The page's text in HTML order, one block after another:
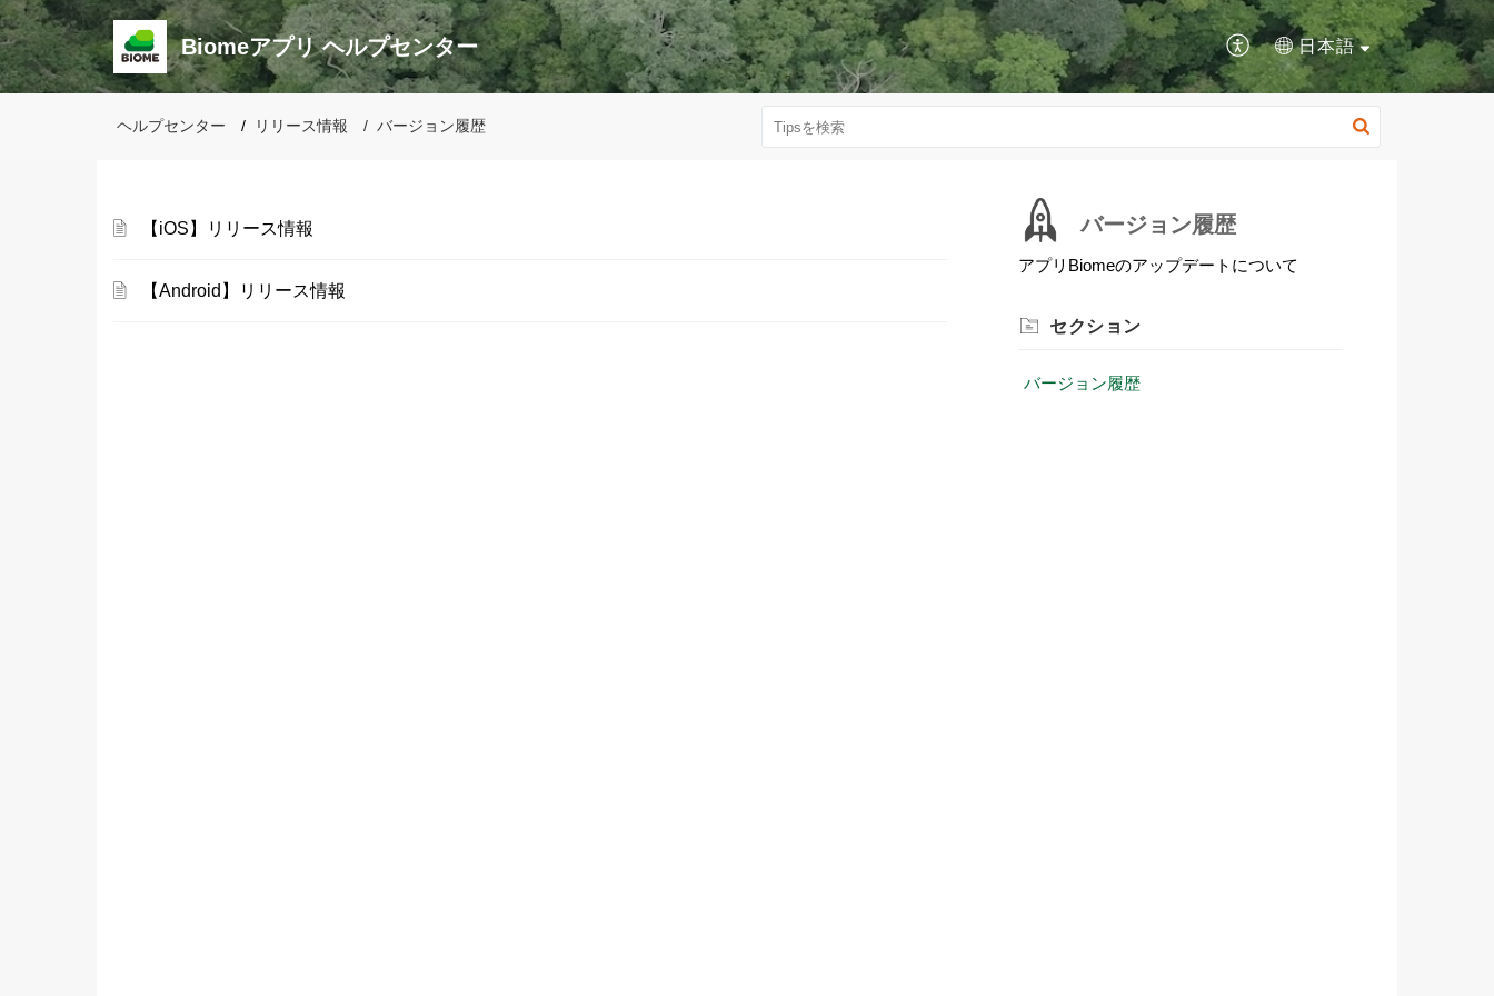
Biomeアプリ ヘルプセンター 日本語
ヘルプセンター リリース情報 バージョン履歴
【iOS】リリース情報
【Android】リリース情報
バージョン履歴
アプリBiomeのアップデートについて
セクション
バージョン履歴